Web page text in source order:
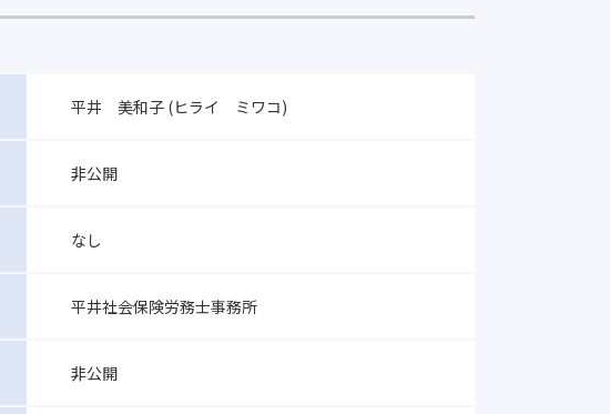
平井 美和子 (ヒライ ミワコ)
非公開
なし
平井社会保険労務士事務所
非公開